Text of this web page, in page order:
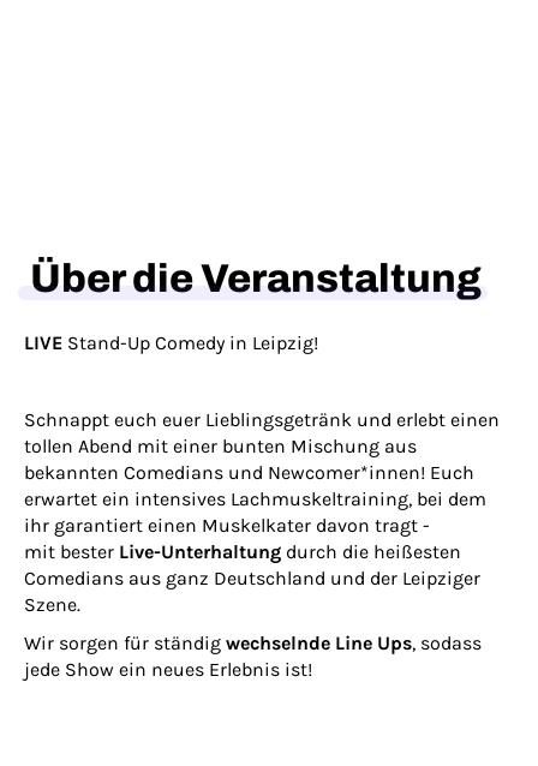
Über die Veranstaltung
LIVE Stand-Up Comedy in Leipzig!
Schnappt euch euer Lieblingsgetränk und erlebt einen
tollen Abend mit einer bunten Mischung aus
bekannten Comedians und Newcomer*innen! Euch
erwartet ein intensives Lachmuskeltraining, bei dem
ihr garantiert einen Muskelkater davon tragt -
mit bester Live-Unterhaltung durch die heißesten
Comedians aus ganz Deutschland und der Leipziger
Szene.
Wir sorgen für ständig wechselnde Line Ups, sodass
jede Show ein neues Erlebnis ist!